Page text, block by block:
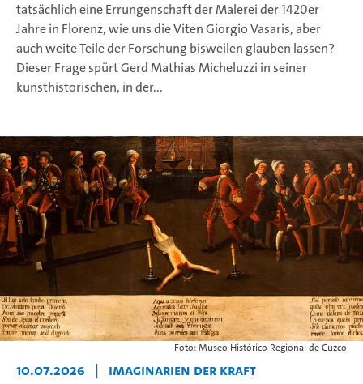
tatsächlich eine Errungenschaft der Malerei der 1420er
Jahre in Florenz, wie uns die Viten Giorgio Vasaris, aber
auch weite Teile der Forschung bisweilen glauben lassen?
Dieser Frage spürt Gerd Mathias Micheluzzi in seiner
kunsthistorischen, in der...
Foto: Museo Histórico Regional de Cuzco
10.07.2026 | Imaginarien der Kraft